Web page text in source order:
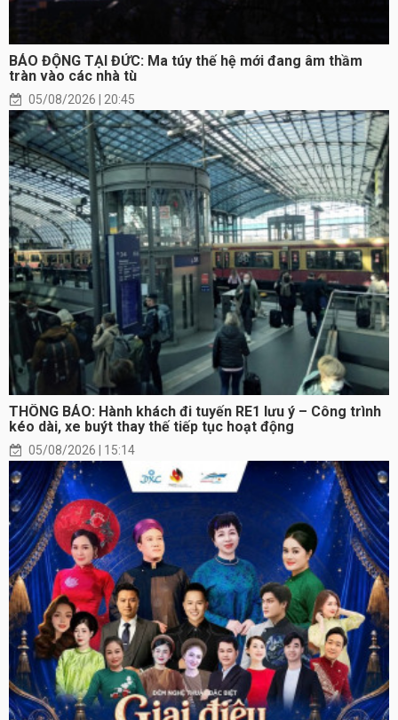
BÁO ĐỘNG TẠI ĐỨC: Ma túy thế hệ mới đang âm thầm
tràn vào các nhà tù
05/08/2026 | 20:45
THÔNG BÁO: Hành khách đi tuyến RE1 lưu ý – Công trình
kéo dài, xe buýt thay thế tiếp tục hoạt động
05/08/2026 | 15:14